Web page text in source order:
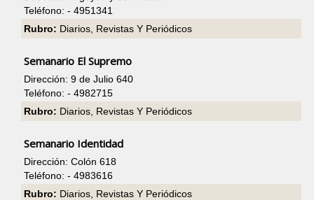
Teléfono: - 4951341
Rubro: Diarios, Revistas Y Periódicos
Semanario El Supremo
Dirección: 9 de Julio 640
Teléfono: - 4982715
Rubro: Diarios, Revistas Y Periódicos
Semanario Identidad
Dirección: Colón 618
Teléfono: - 4983616
Rubro: Diarios, Revistas Y Periódicos